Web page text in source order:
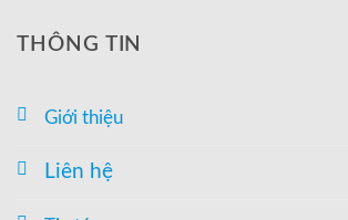
THÔNG TIN
Giới thiệu
Liên hệ